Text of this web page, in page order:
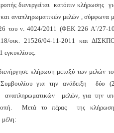
διενεργείται κατόπιν κλήρωσης
και αναπληρωματικών μελών , σύμφωνα
26 του ν. 4024/2011 (ΦΕΚ 226 Α΄/27-
οικ. 21526/04-11-2011 και
κλήρωση μεταξύ των μελών
για την ανάδειξη δύο
μελών, για την
Μετά το πέρας της
μέλη: